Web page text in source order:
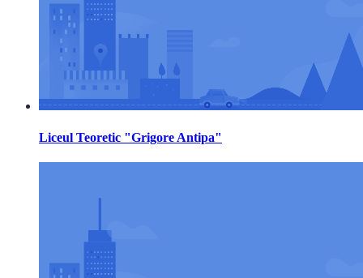
Liceul Teoretic "Grigore Antipa"